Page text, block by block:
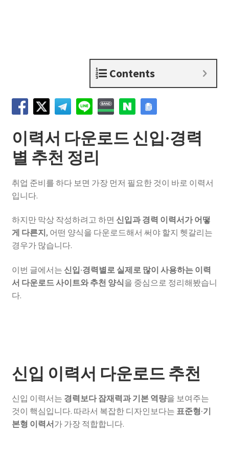
Contents
이력서 다운로드 신입·경력
별 추천 정리
취업 준비를 하다 보면 가장 먼저 필요한 것이 바로 이력서
입니다.
하지만 막상 작성하려고 하면 신입과 경력 이력서가 어떻
게 다른지, 어떤 양식을 다운로드해서 써야 할지 헷갈리는
경우가 많습니다.
이번 글에서는 신입·경력별로 실제로 많이 사용하는 이력
서 다운로드 사이트와 추천 양식을 중심으로 정리해봤습니
다.
신입 이력서 다운로드 추천
신입 이력서는 경력보다 잠재력과 기본 역량을 보여주는
것이 핵심입니다. 따라서 복잡한 디자인보다는 표준형·기
본형 이력서가 가장 적합합니다.